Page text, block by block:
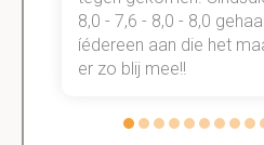
8,0 - 7,6 - 8,0 - 8,0
íédereen aan die het
er zo blij mee!!